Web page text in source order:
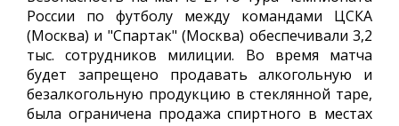
России по футболу между командами ЦСКА
(Москва) и "Спартак" (Москва) обеспечивали 3,2
тыс. сотрудников милиции. Во время матча
будет запрещено продавать алкогольную и
безалкогольную продукцию в стеклянной таре,
была ограничена продажа спиртного в местах